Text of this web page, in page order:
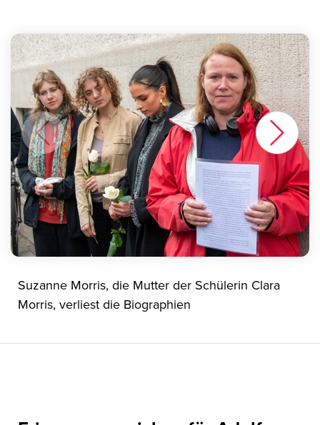
Suzanne Morris, die Mutter der Schülerin Clara
Morris, verliest die Biographien